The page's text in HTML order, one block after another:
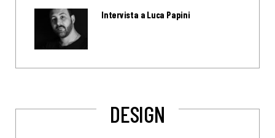
Intervista a Luca Papini
DESIGN